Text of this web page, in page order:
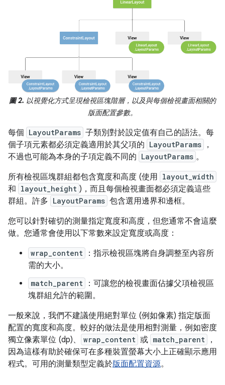
圖 2. 以視覺化方式呈現檢視區塊階層，以及與每個檢視畫面相關的
版面配置參數。
每個 LayoutParams 子類別對於設定值有自己的語法。每
個子項元素都必須定義適用於其父項的 LayoutParams
，
不過也可能為本身的子項定義不同的 LayoutParams 。
所有檢視區塊群組都包含寬度和高度 (使用 layout_width
和 layout_height )，而且每個檢視畫面都必須定義這些
群組。許多 LayoutParams 包含選用邊界和邊框。
您可以針對確切的測量指定寬度和高度，但您通常不會這麼
做。您通常會使用以下常數來設定寬度或高度：
wrap_content
：指示檢視區塊將自身調整至內容所
需的大小。
match_parent
：可讓您的檢視畫面佔據父項檢視區
塊群組允許的範圍。
一般來說，我們不建議使用絕對單位 (例如像素) 指定版面
配置的寬度和高度。較好的做法是使用相對測量，例如密度
獨立像素單位 (dp)、
wrap_content 或 match_parent
，
因為這樣有助於確保可在多種裝置螢幕大小上正確顯示應用
程式。可用的測量類型定義於版面配置資源。